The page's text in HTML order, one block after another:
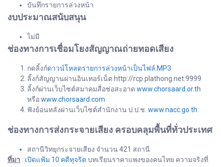
บันทึกรายการล่วงหน้า
งบประมาณสนับสนุน
ไม่มี
ช่องทางการเชื่อมโยงสัญญาณถ่ายทอดเสียง
กดลิ้งก์ดาวน์โหลดรายการล่วงหน้าเป็นไฟล์.MP3
ลิ้งก์สัญญานผ่านอินเทอร์เน็ต http://rcp.plathong.net:9999
ลิ้งก์ผ่านเว็บไซต์สมาคมสื่อช่อสะอาด www.chorsaard.or.th
หรือwww.chorsaard.com
ฟังย้อนหลังผ่านเว็บไซต์สำนักงาน ป.ป.ช. www.nacc.go.th
ช่องทางการส่งกระจายเสียง ครอบคลุมพื้นที่ทั่วประเทศ
สถานีวิทยุกระจายเสียง จำนวน 421 สถานี
ที่มา : เปิดแฟ้ม 10 คดีทุจริต บทเรียนราคาแพงของคนไทย ความจริงที่